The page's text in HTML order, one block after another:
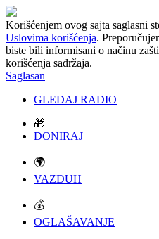
Korišćenjem ovog sajta saglasni
Uslovima korišćenja.
biste bili informisani o načinu
korišćenja sadržaja.
Saglasan
GLEDAJ RADIO
🎁
DONIRAJ
🌍
VAZDUH
💰
OGLAŠAVANJE